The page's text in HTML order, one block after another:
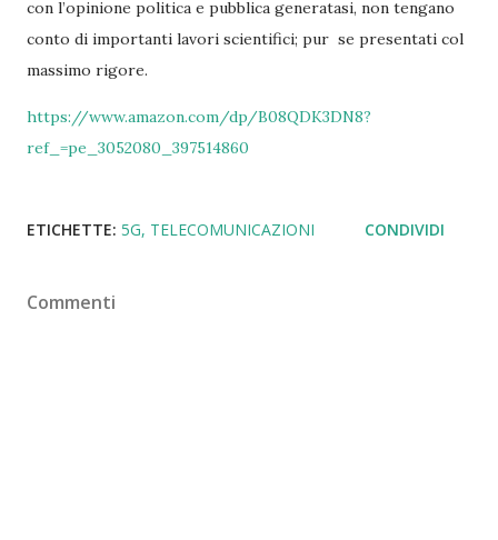
con l’opinione politica e pubblica generatasi, non tengano
conto di importanti lavori scientifici; pur se presentati col
massimo rigore.
https://www.amazon.com/dp/B08QDK3DN8?
ref_=pe_3052080_397514860
ETICHETTE: 5G TELECOMUNICAZIONI CONDIVIDI
Commenti